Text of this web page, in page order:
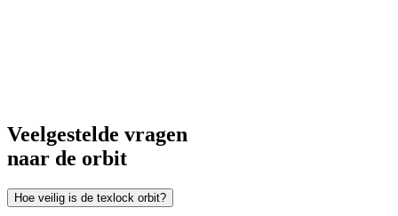
Veelgestelde vragen
naar de orbit
Hoe veilig is de texlock orbit?